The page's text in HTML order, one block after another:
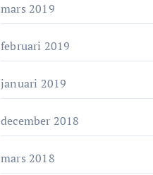
mars 2019
februari 2019
januari 2019
december 2018
mars 2018